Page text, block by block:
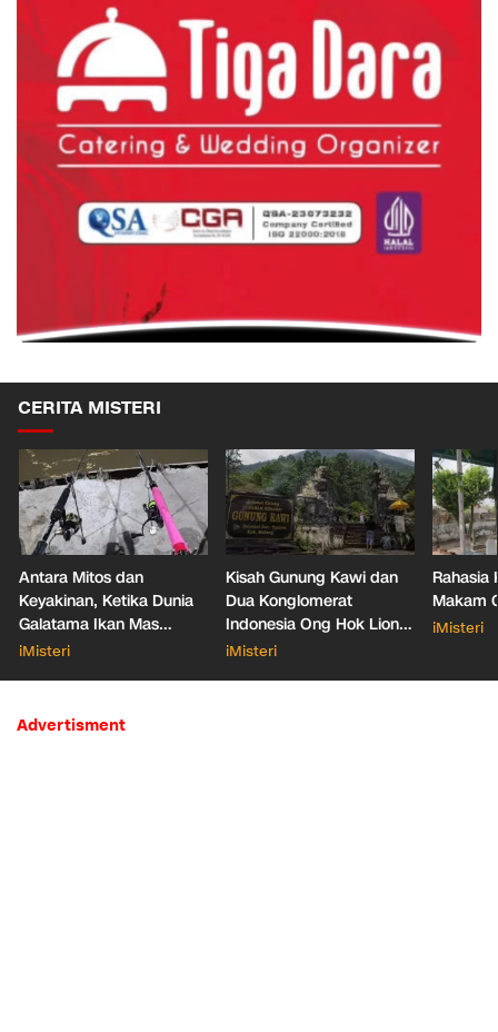
CERITA MISTERI
Antara Mitos dan
Keyakinan, Ketika Dunia
Galatama Ikan Mas
Bersentuhan dengan Hal
iMisteri
Kisah Gunung Kawi dan
Dua Konglomerat
Indonesia Ong Hok Liong
hingga Liem Sioe Liong
iMisteri
Rahasia
Makam
iMisteri
Advertisment